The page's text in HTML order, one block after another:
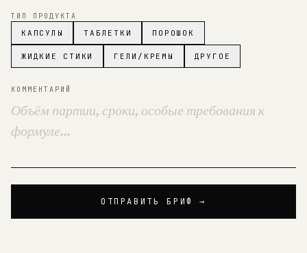
ТИП ПРОДУКТА
КАПСУЛЫ ТАБЛЕТКИ ПОРОШОК
ЖИДКИЕ СТИКИ ГЕЛИ/КРЕМЫ ДРУГОЕ
КОММЕНТАРИЙ
ОТПРАВИТЬ БРИФ →